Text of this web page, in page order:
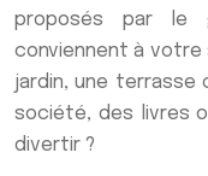
proposés par le
conviennent à votre
jardin, une terrasse
société, des livres
divertir ?